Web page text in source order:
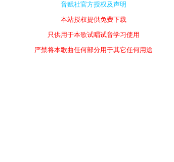
音赋社官方授权及声明
本站授权提供免费下载
只供用于本歌试唱试音学习使用
严禁将本歌曲任何部分用于其它任何用途